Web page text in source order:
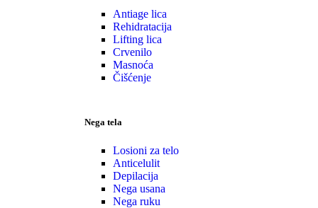
Antiage lica
Rehidratacija
Lifting lica
Crvenilo
Masnoća
Čišćenje
Nega tela
Losioni za telo
Anticelulit
Depilacija
Nega usana
Nega ruku